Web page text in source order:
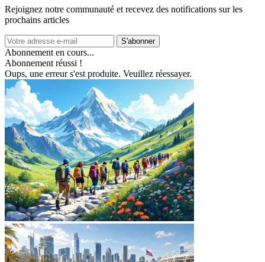
Rejoignez notre communauté et recevez des notifications sur les
prochains articles
S'abonner
Abonnement en cours...
Abonnement réussi !
Oups, une erreur s'est produite. Veuillez réessayer.